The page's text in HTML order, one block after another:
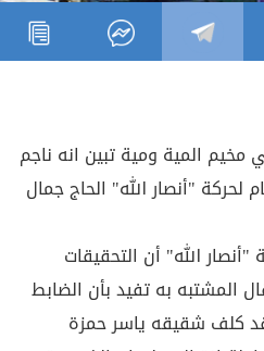
المية ومية تبين انه ناجم
لحركة "أنصار الله" الحاج جمال
الله" أن التحقيقات
المشتبه به تفيد بأن الضابط
كلف شقيقه ياسر حمزة